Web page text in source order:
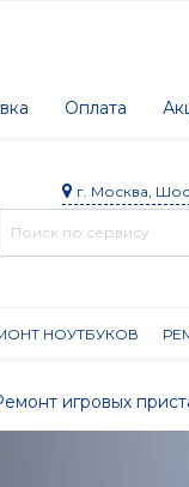
Оплата
г. Москва,
НОУТБУКОВ
игровых